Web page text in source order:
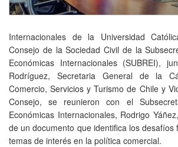
Internacionales de la Universidad
Consejo de la Sociedad Civil de la
Económicas Internacionales (SUBREI),
Rodríguez, Secretaria General de la
Comercio, Servicios y Turismo de Chile y
Consejo, se reunieron con el
Económicas Internacionales, Rodrigo
de un documento que identifica los desafíos
temas de interés en la política comercial.